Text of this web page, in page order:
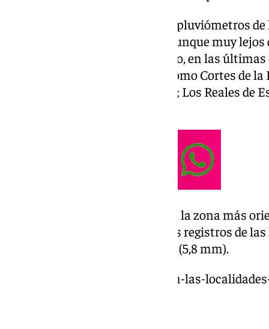
En la jornada del miércoles, los pluviómetros
incrementando sus registros, aunque muy
y martes. De este modo, en las
resumibles son los de puntos como Cortes de
a su paso por Jubrique (7,4 mm); Los Reales de
En el mismo tramo horario y en la zona más
modestos vuelven a destacar los registros de
Alfarnatejo (6,7 mm) y Alcaucín (5,8 mm).
https://www.101tv.es/estas-son-las-